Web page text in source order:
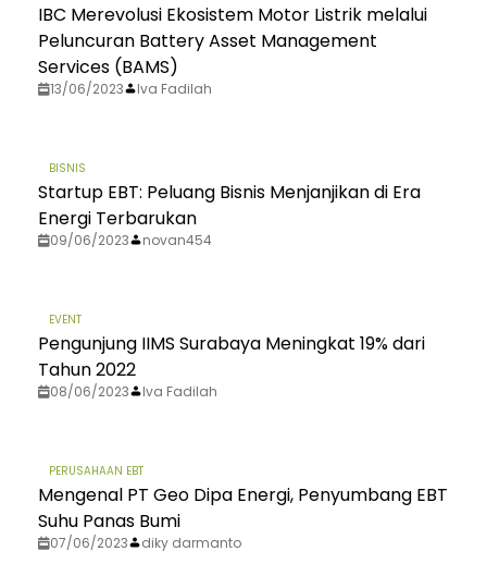
IBC Merevolusi Ekosistem Motor Listrik melalui
Peluncuran Battery Asset Management
Services (BAMS)
13/06/2023 Iva Fadilah
BISNIS
Startup EBT: Peluang Bisnis Menjanjikan di Era
Energi Terbarukan
09/06/2023 novan454
EVENT
Pengunjung IIMS Surabaya Meningkat 19% dari
Tahun 2022
08/06/2023 Iva Fadilah
PERUSAHAAN EBT
Mengenal PT Geo Dipa Energi, Penyumbang EBT
Suhu Panas Bumi
07/06/2023 diky darmanto